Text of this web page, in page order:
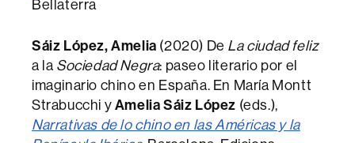
Bellaterra
Sáiz López, Amelia (2020) De La ciudad feliz
a la Sociedad Negra: paseo literario por el
imaginario chino en España. En María Montt
Strabucchi yAmelia Sáiz López (eds.),
Narrativas de lo chino en las Américas y la